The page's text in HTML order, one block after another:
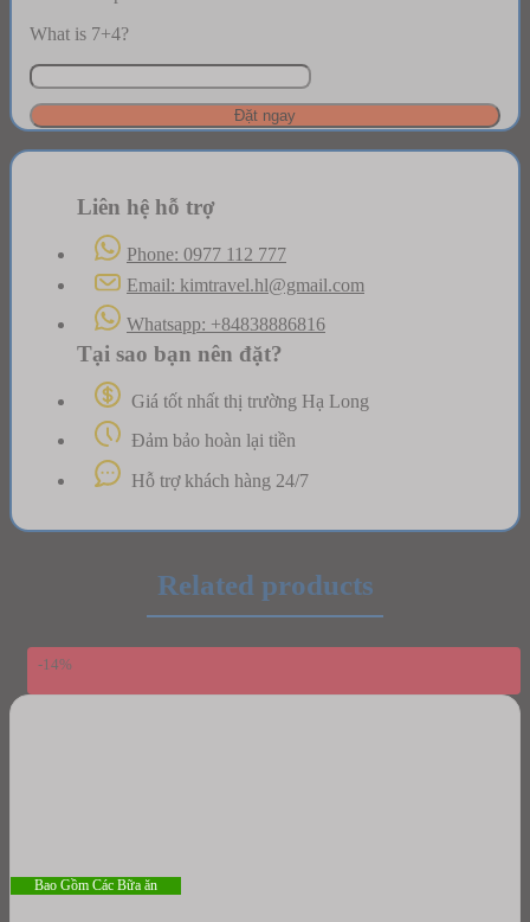
What is 7+4?
Đặt ngay
Liên hệ hỗ trợ
Phone: 0977 112 777
Email: kimtravel.hl@gmail.com
Whatsapp: +84838886816
Tại sao bạn nên đặt?
Giá tốt nhất thị trường Hạ Long
Đảm bảo hoàn lại tiền
Hỗ trợ khách hàng 24/7
Related products
Bao Gồm Các Bữa ăn
-14%